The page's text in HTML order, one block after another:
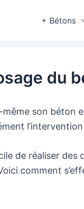
+ Bétons
du
son béton
l’intervention
de réaliser des
comment